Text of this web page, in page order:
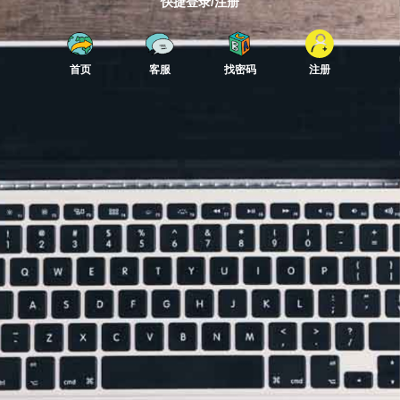
首页 客服 找密码 注册